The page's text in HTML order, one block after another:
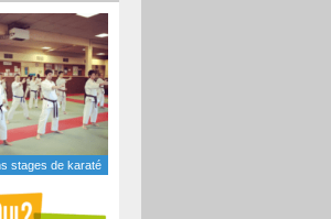
stages de karaté